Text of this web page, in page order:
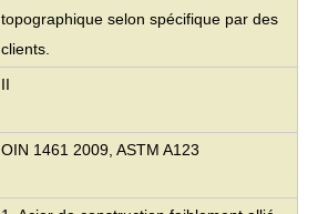
topographique selon spécifique par des
clients.
II
OIN 1461 2009, ASTM A123